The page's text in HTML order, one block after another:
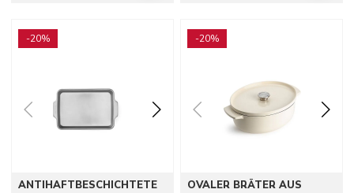
-20%
ANTIHAFTBESCHICHTETE
-20%
OVALER BRÄTER AUS